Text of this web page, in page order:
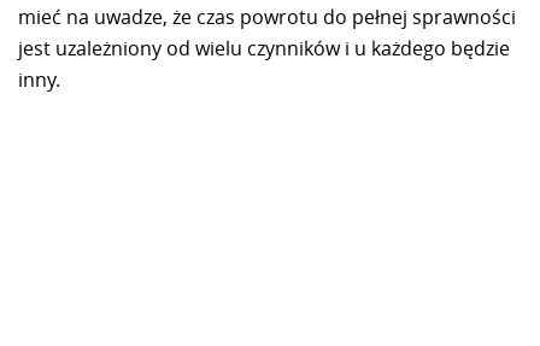
mieć na uwadze, że czas powrotu do pełnej sprawności
jest uzależniony od wielu czynników i u każdego będzie
inny.